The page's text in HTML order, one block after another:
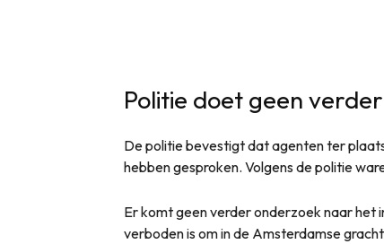
Politie doet geen
De politie bevestigt dat agenten ter
hebben gesproken. Volgens de politie
Er komt geen verder onderzoek naar het
verboden is om in de Amsterdamse